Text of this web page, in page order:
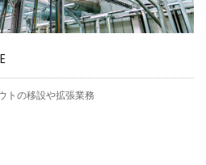
トの移設や拡張業務